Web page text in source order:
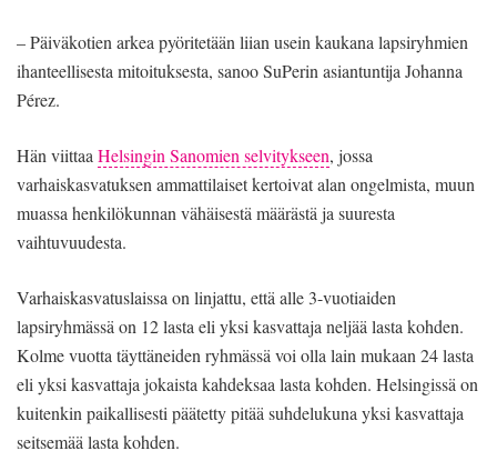
– Päiväkotien arkea pyöritetään liian usein kaukana lapsiryhmien
ihanteellisesta mitoituksesta, sanoo SuPerin asiantuntija Johanna
Pérez.
Hän viittaa Helsingin Sanomien selvitykseen, jossa
varhaiskasvatuksen ammattilaiset kertoivat alan ongelmista, muun
muassa henkilökunnan vähäisestä määrästä ja suuresta
vaihtuvuudesta.
Varhaiskasvatuslaissa on linjattu, että alle 3-vuotiaiden
lapsiryhmässä on 12 lasta eli yksi kasvattaja neljää lasta kohden.
Kolme vuotta täyttäneiden ryhmässä voi olla lain mukaan 24 lasta
eli yksi kasvattaja jokaista kahdeksaa lasta kohden. Helsingissä on
kuitenkin paikallisesti päätetty pitää suhdelukuna yksi kasvattaja
seitsemää lasta kohden.